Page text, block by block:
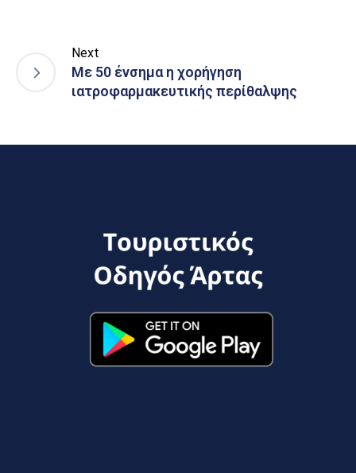
Next
Με 50 ένσημα η χορήγηση
ιατροφαρμακευτικής περίθαλψης